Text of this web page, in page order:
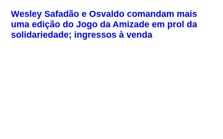
Wesley Safadão e Osvaldo comandam mais
uma edição do Jogo da Amizade em prol da
solidariedade; ingressos à venda